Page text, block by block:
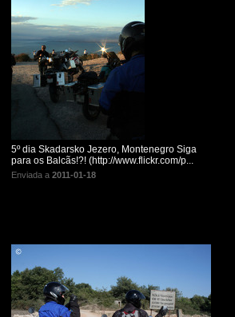
5º dia Skadarsko Jezero, Montenegro Siga
para os Balcãs!?! (http://www.flickr.com/p...
Enviada a 2011-01-18